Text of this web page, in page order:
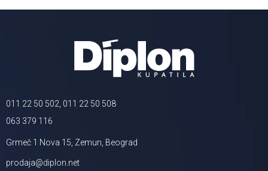
011 22 50 502, 011 22 50 508
063 379 116
Grmeč 1 Nova 15, Zemun, Beograd
prodaja@diplon.net